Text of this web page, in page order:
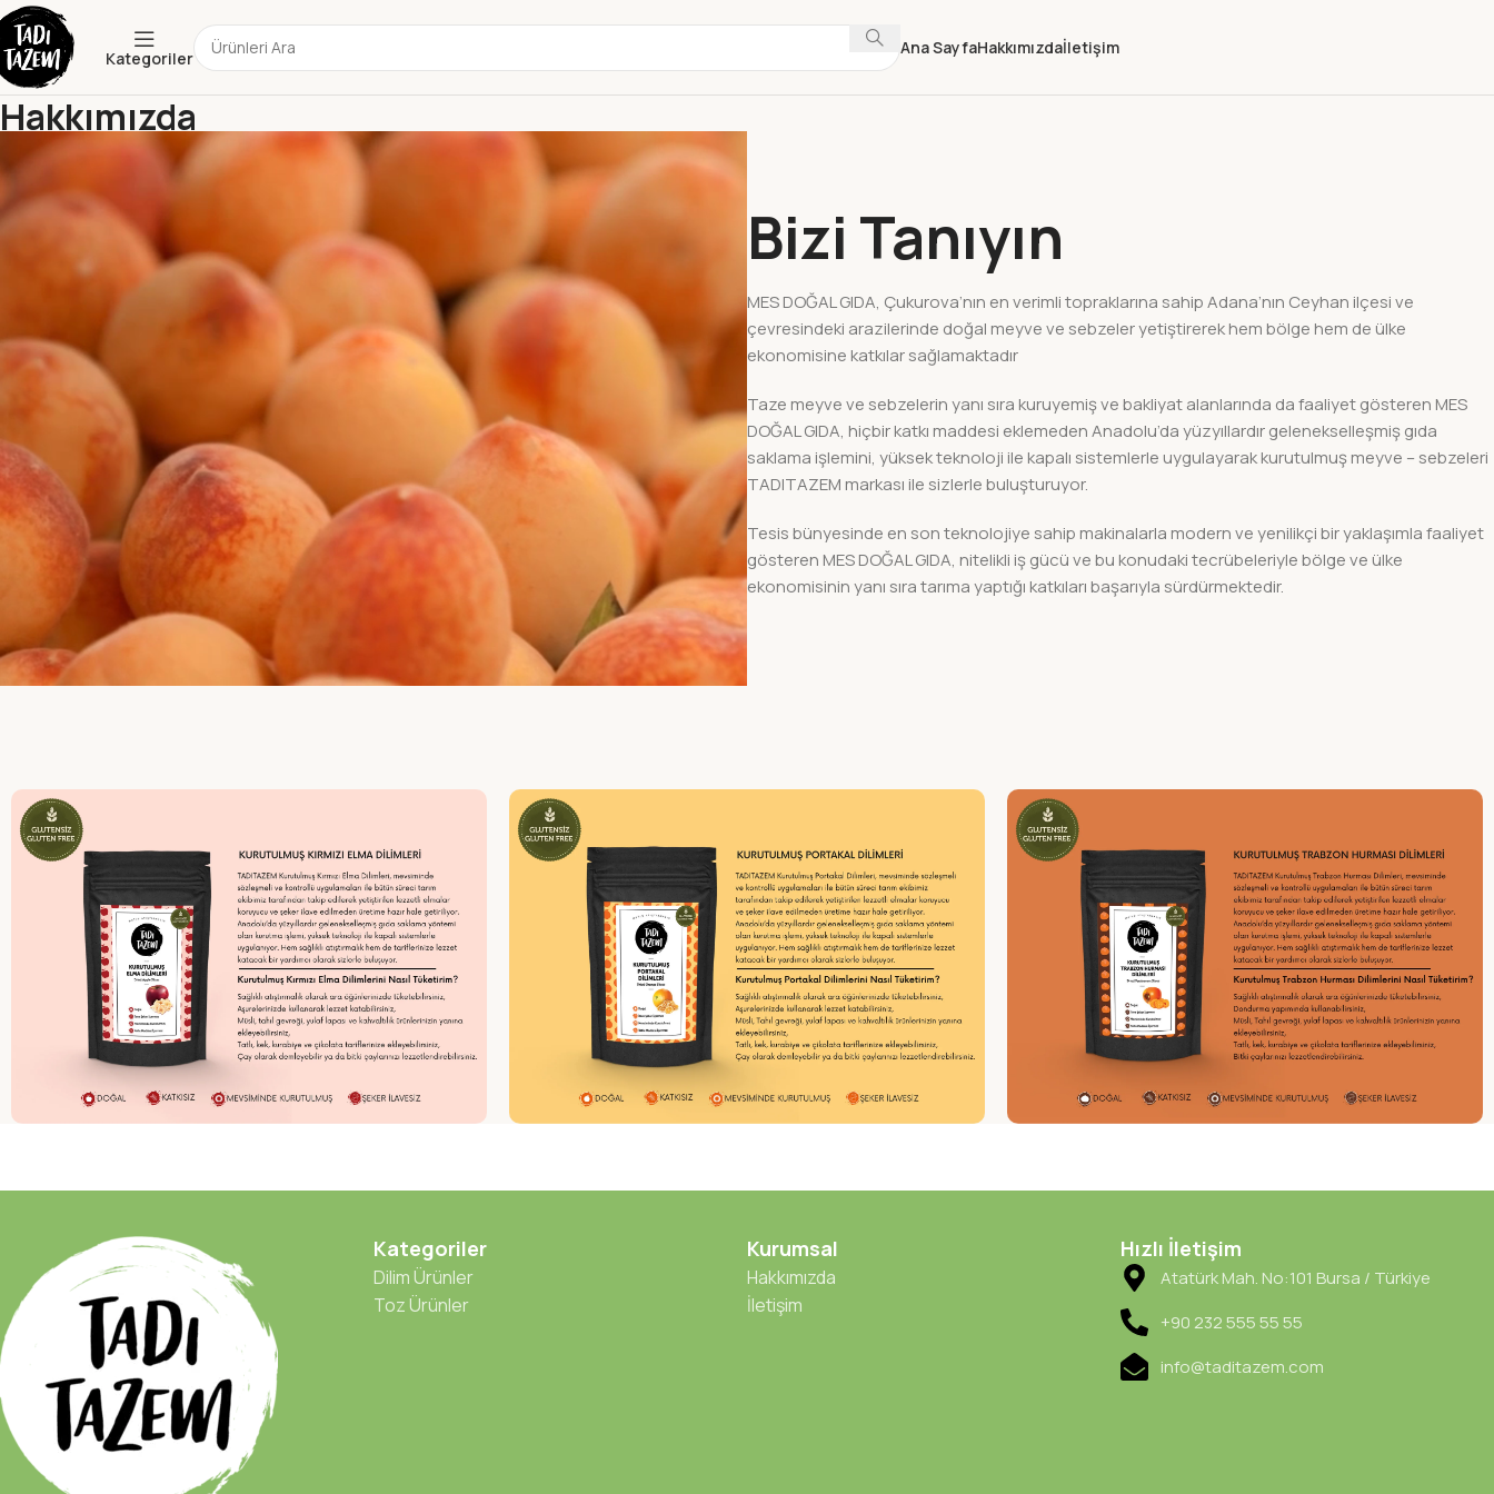
Kategoriler
Ana SayfaHakkımızdaİletişim
Hakkımızda
Ana Sayfa Hakkımızda
Bizi Tanıyın
MES DOĞAL GIDA, Çukurova’nın en verimli topraklarına sahip Adana’nın Ceyhan ilçesi ve
çevresindeki arazilerinde doğal meyve ve sebzeler yetiştirerek hem bölge hem de ülke
ekonomisine katkılar sağlamaktadır
Taze meyve ve sebzelerin yanı sıra kuruyemiş ve bakliyat alanlarında da faaliyet gösteren MES
DOĞAL GIDA, hiçbir katkı maddesi eklemeden Anadolu’da yüzyıllardır gelenekselleşmiş gıda
saklama işlemini, yüksek teknoloji ile kapalı sistemlerle uygulayarak kurutulmuş meyve – sebzeleri
TADITAZEM markası ile sizlerle buluşturuyor.
Tesis bünyesinde en son teknolojiye sahip makinalarla modern ve yenilikçi bir yaklaşımla faaliyet
gösteren MES DOĞAL GIDA, nitelikli iş gücü ve bu konudaki tecrübeleriyle bölge ve ülke
ekonomisinin yanı sıra tarıma yaptığı katkıları başarıyla sürdürmektedir.
Kategoriler
Dilim Ürünler
Toz Ürünler
Kurumsal
Hakkımızda
İletişim
Hızlı İletişim
Atatürk Mah. No:101 Bursa / Türkiye
+90 232 555 55 55
info@taditazem.com